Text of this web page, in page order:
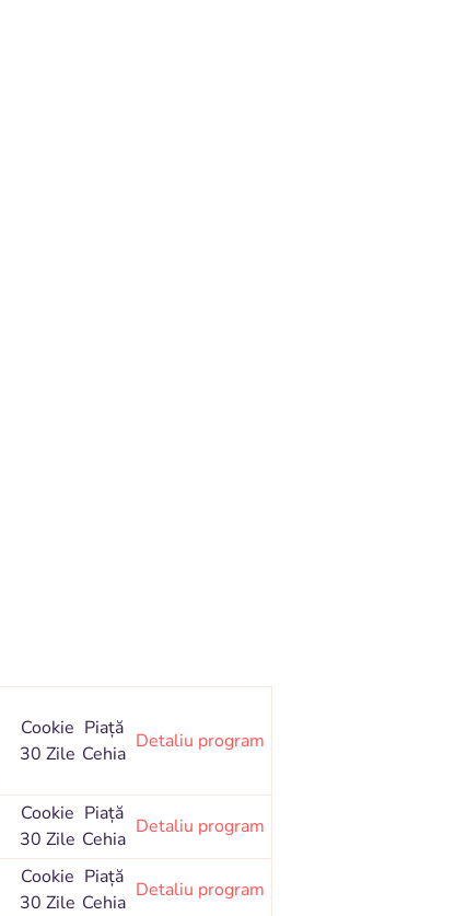
Cookie
30 Zile
Piaţă
Cehia
Detaliu program
Cookie
30 Zile
Piaţă
Cehia
Detaliu program
Cookie
30 Zile
Piaţă
Cehia
Detaliu program